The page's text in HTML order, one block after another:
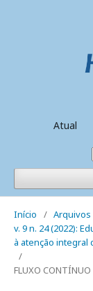
Atual
Início / Arquivos
v. 9 n. 24 (2022):
à atenção integral
/
FLUXO